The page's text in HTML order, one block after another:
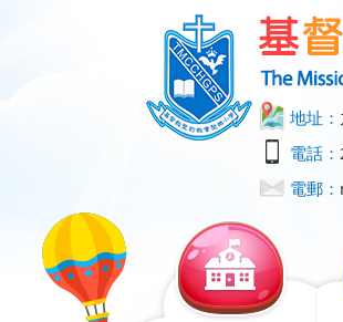
地址：
電話：
電郵：